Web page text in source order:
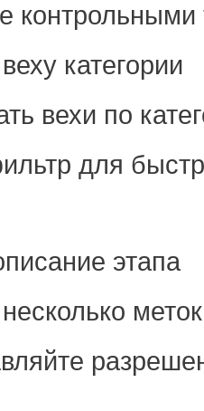
категории
вехи по
для
этапа
меток